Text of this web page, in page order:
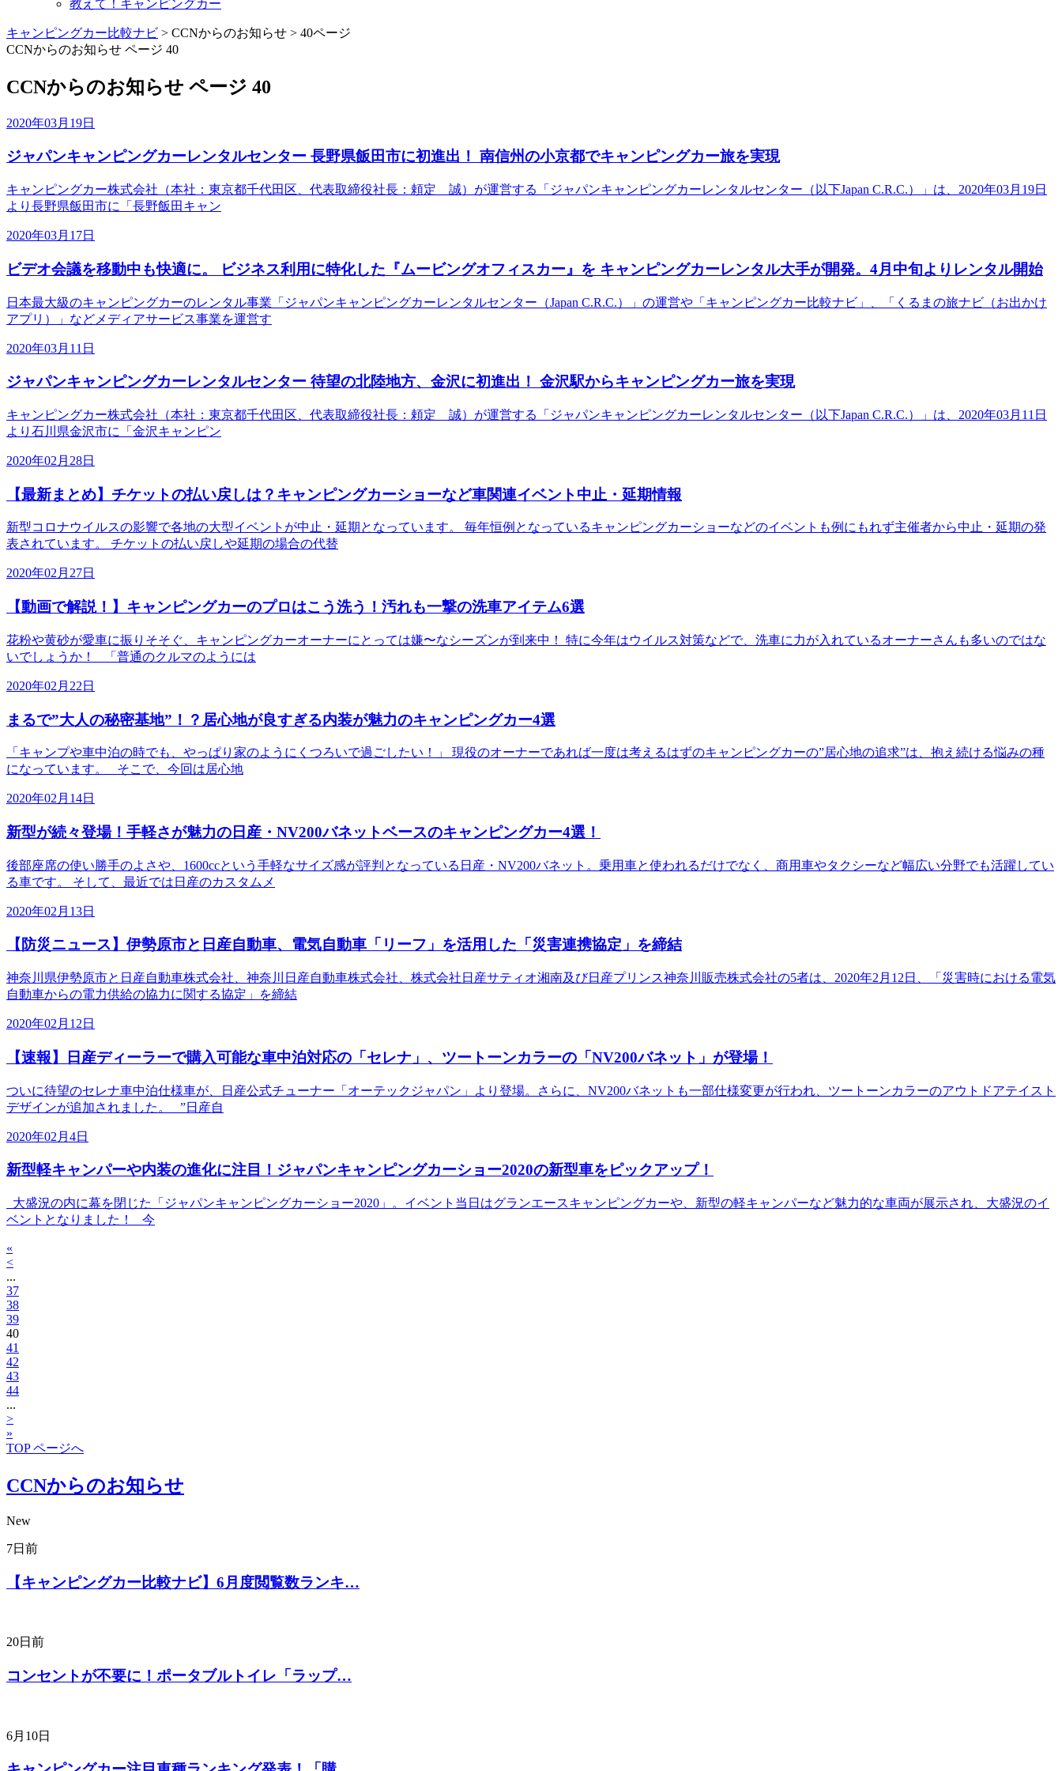
教えて！キャンピングカー
キャンピングカー比較ナビ > CCNからのお知らせ > 40ページ
CCNからのお知らせ ページ 40
CCNからのお知らせ ページ 40
2020年03月19日
ジャパンキャンピングカーレンタルセンター 長野県飯田市に初進出！ 南信州の小京都でキャンピングカー旅を実現
キャンピングカー株式会社（本社：東京都千代田区、代表取締役社長：頼定 誠）が運営する「ジャパンキャンピングカーレンタルセンター（以下Japan C.R.C.）」は、2020年03月19日
より長野県飯田市に「長野飯田キャン
2020年03月17日
ビデオ会議を移動中も快適に。 ビジネス利用に特化した『ムービングオフィスカー』を キャンピングカーレンタル大手が開発。4月中旬よりレンタル開始
日本最大級のキャンピングカーのレンタル事業「ジャパンキャンピングカーレンタルセンター（Japan C.R.C.）」の運営や「キャンピングカー比較ナビ」、「くるまの旅ナビ（お出かけ
アプリ）」などメディアサービス事業を運営す
2020年03月11日
ジャパンキャンピングカーレンタルセンター 待望の北陸地方、金沢に初進出！ 金沢駅からキャンピングカー旅を実現
キャンピングカー株式会社（本社：東京都千代田区、代表取締役社長：頼定 誠）が運営する「ジャパンキャンピングカーレンタルセンター（以下Japan C.R.C.）」は、2020年03月11日
より石川県金沢市に「金沢キャンピン
2020年02月28日
【最新まとめ】チケットの払い戻しは？キャンピングカーショーなど車関連イベント中止・延期情報
新型コロナウイルスの影響で各地の大型イベントが中止・延期となっています。 毎年恒例となっているキャンピングカーショーなどのイベントも例にもれず主催者から中止・延期の発
表されています。 チケットの払い戻しや延期の場合の代替
2020年02月27日
【動画で解説！】キャンピングカーのプロはこう洗う！汚れも一撃の洗車アイテム6選
花粉や黄砂が愛車に振りそそぐ、キャンピングカーオーナーにとっては嫌〜なシーズンが到来中！ 特に今年はウイルス対策などで、洗車に力が入れているオーナーさんも多いのではな
いでしょうか！ 「普通のクルマのようには
2020年02月22日
まるで”大人の秘密基地”！？居心地が良すぎる内装が魅力のキャンピングカー4選
「キャンプや車中泊の時でも、やっぱり家のようにくつろいで過ごしたい！」 現役のオーナーであれば一度は考えるはずのキャンピングカーの”居心地の追求”は、抱え続ける悩みの種
になっています。 そこで、今回は居心地
2020年02月14日
新型が続々登場！手軽さが魅力の日産・NV200バネットベースのキャンピングカー4選！
後部座席の使い勝手のよさや、1600ccという手軽なサイズ感が評判となっている日産・NV200バネット。乗用車と使われるだけでなく、商用車やタクシーなど幅広い分野でも活躍してい
る車です。 そして、最近では日産のカスタムメ
2020年02月13日
【防災ニュース】伊勢原市と日産自動車、電気自動車「リーフ」を活用した「災害連携協定」を締結
神奈川県伊勢原市と日産自動車株式会社、神奈川日産自動車株式会社、株式会社日産サティオ湘南及び日産プリンス神奈川販売株式会社の5者は、2020年2月12日、「災害時における電気
自動車からの電力供給の協力に関する協定」を締結
2020年02月12日
【速報】日産ディーラーで購入可能な車中泊対応の「セレナ」、ツートーンカラーの「NV200バネット」が登場！
ついに待望のセレナ車中泊仕様車が、日産公式チューナー「オーテックジャパン」より登場。さらに、NV200バネットも一部仕様変更が行われ、ツートーンカラーのアウトドアテイスト
デザインが追加されました。 ”日産自
2020年02月4日
新型軽キャンパーや内装の進化に注目！ジャパンキャンピングカーショー2020の新型車をピックアップ！
大盛況の内に幕を閉じた「ジャパンキャンピングカーショー2020」。イベント当日はグランエースキャンピングカーや、新型の軽キャンパーなど魅力的な車両が展示され、大盛況のイ
ベントとなりました！ 今
«
<
...
37
38
39
40
41
42
43
44
...
>
»
TOP ページへ
CCNからのお知らせ
New
7日前
【キャンピングカー比較ナビ】6月度閲覧数ランキ…
20日前
コンセントが不要に！ポータブルトイレ「ラップ…
6月10日